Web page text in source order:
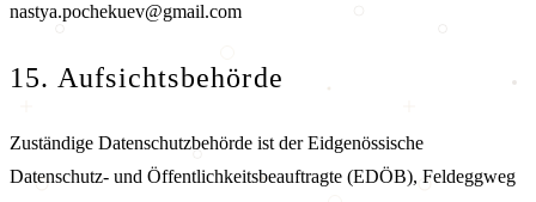
nastya.pochekuev@gmail.com
15. Aufsichtsbehörde
Zuständige Datenschutzbehörde ist der Eidgenössische
Datenschutz- und Öffentlichkeitsbeauftragte (EDÖB), Feldeggweg